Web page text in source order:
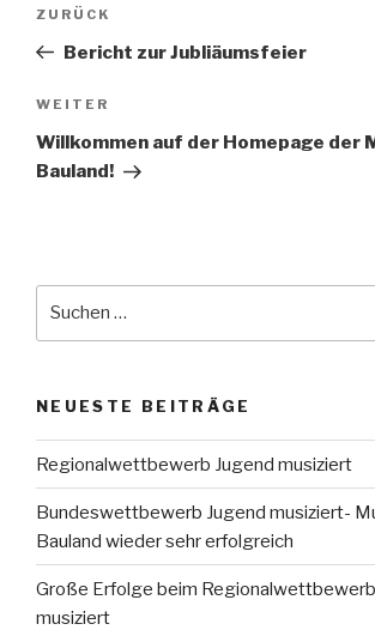
Vorheriger
Beitrag
ZURÜCK
Bericht zur Jubliäumsfeier
Nächster
Beitrag
WEITER
Willkommen auf der Homepage der
Bauland!
NEUESTE BEITRÄGE
Regionalwettbewerb Jugend musiziert
Bundeswettbewerb Jugend musiziert-
Bauland wieder sehr erfolgreich
Große Erfolge beim
musiziert